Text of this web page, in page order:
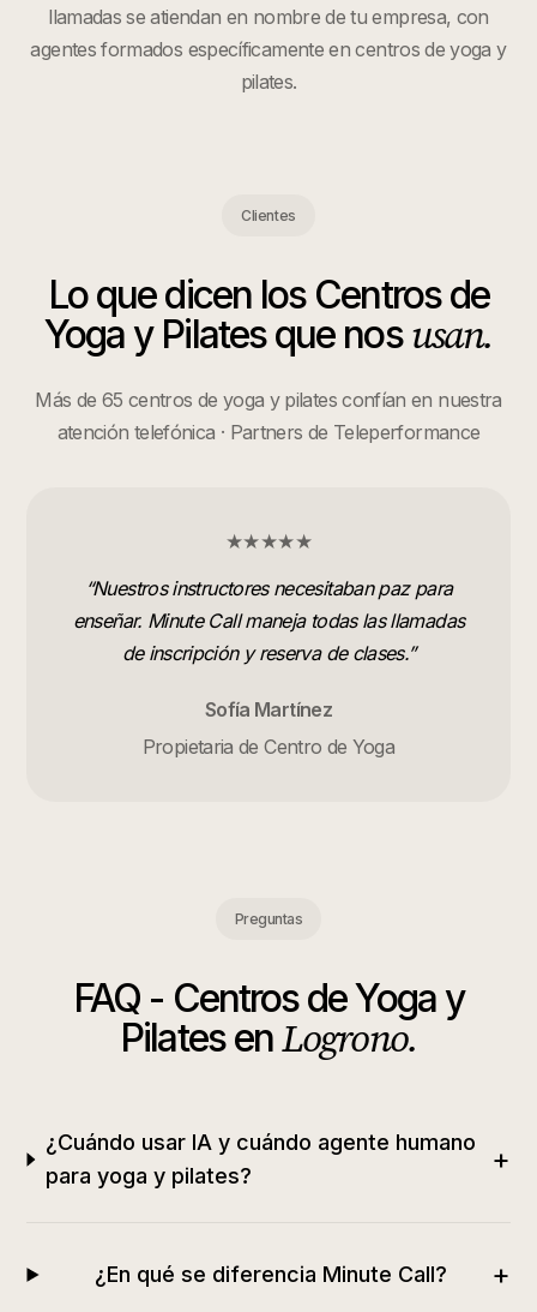
llamadas se atiendan en nombre de tu empresa, con
agentes formados específicamente encentros de yoga y
pilates.
Clientes
Lo que dicen los Centros de
Yoga y Pilatesque nosusan.
Más de 65 centros de yoga y pilates confían en nuestra
atención telefónica · Partners de Teleperformance
★★★★★
“Nuestros instructores necesitaban paz para
enseñar. Minute Call maneja todas las llamadas
de inscripción y reserva de clases.”
Sofía Martínez
Propietaria de Centro de Yoga
Preguntas
FAQ - Centros de Yoga y
PilatesenLogrono.
¿Cuándo usar IA y cuándo agente humano
para yoga y pilates?
+
¿En qué se diferencia Minute Call? +